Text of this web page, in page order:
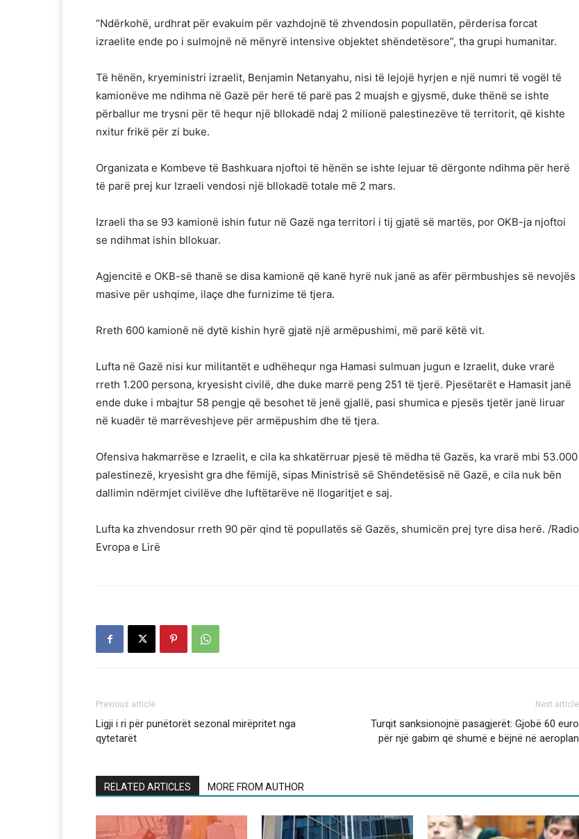
“Ndërkohë, urdhrat për evakuim për vazhdojnë të zhvendosin popullatën, përderisa forcat
izraelite ende po i sulmojnë në mënyrë intensive objektet shëndetësore”, tha grupi humanitar.
Të hënën, kryeministri izraelit, Benjamin Netanyahu, nisi të lejojë hyrjen e një numri të vogël të
kamionëve me ndihma në Gazë për herë të parë pas 2 muajsh e gjysmë, duke thënë se ishte
përballur me trysni për të hequr një bllokadë ndaj 2 milionë palestinezëve të territorit, që kishte
nxitur frikë për zi buke.
Organizata e Kombeve të Bashkuara njoftoi të hënën se ishte lejuar të dërgonte ndihma për herë
të parë prej kur Izraeli vendosi një bllokadë totale më 2 mars.
Izraeli tha se 93 kamionë ishin futur në Gazë nga territori i tij gjatë së martës, por OKB-ja njoftoi
se ndihmat ishin bllokuar.
Agjencitë e OKB-së thanë se disa kamionë që kanë hyrë nuk janë as afër përmbushjes së nevojës
masive për ushqime, ilaçe dhe furnizime të tjera.
Rreth 600 kamionë në dytë kishin hyrë gjatë një armëpushimi, më parë këtë vit.
Lufta në Gazë nisi kur militantët e udhëhequr nga Hamasi sulmuan jugun e Izraelit, duke vrarë
rreth 1.200 persona, kryesisht civilë, dhe duke marrë peng 251 të tjerë. Pjesëtarët e Hamasit janë
ende duke i mbajtur 58 pengje që besohet të jenë gjallë, pasi shumica e pjesës tjetër janë liruar
në kuadër të marrëveshjeve për armëpushim dhe të tjera.
Ofensiva hakmarrëse e Izraelit, e cila ka shkatërruar pjesë të mëdha të Gazës, ka vrarë mbi 53.000
palestinezë, kryesisht gra dhe fëmijë, sipas Ministrisë së Shëndetësisë në Gazë, e cila nuk bën
dallimin ndërmjet civilëve dhe luftëtarëve në llogaritjet e saj.
Lufta ka zhvendosur rreth 90 për qind të popullatës së Gazës, shumicën prej tyre disa herë. /Radio
Evropa e Lirë
Previous article
Ligji i ri për punëtorët sezonal mirëpritet nga
qytetarët
Next article
Turqit sanksionojnë pasagjerët: Gjobë 60 euro
për një gabim që shumë e bëjnë në aeroplan
RELATED ARTICLES MORE FROM AUTHOR